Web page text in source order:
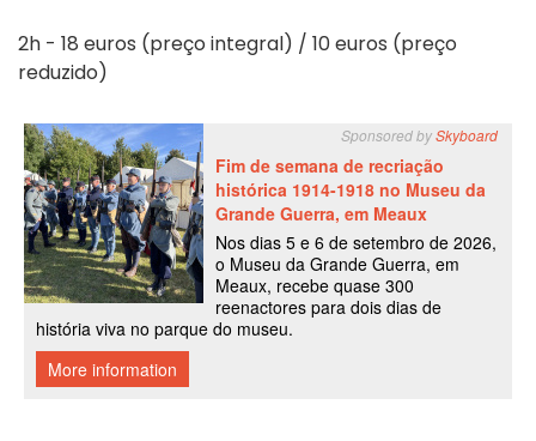
2h - 18 euros (preço integral) / 10 euros (preço
reduzido)